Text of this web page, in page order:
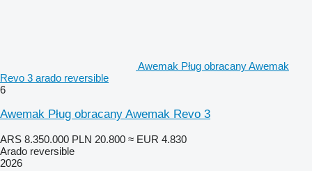
Awemak Pług obracany Awemak
Revo 3 arado reversible
6
Awemak Pług obracany Awemak Revo 3
ARS 8.350.000 PLN 20.800 ≈ EUR 4.830
Arado reversible
2026